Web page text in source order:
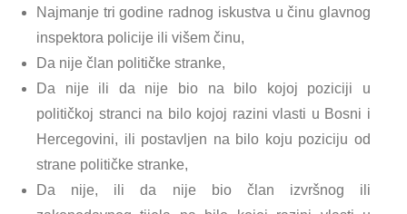
Najmanje tri godine radnog iskustva u činu glavnog
inspektora policije ili višem činu,
Da nije član političke stranke,
Da nije ili da nije bio na bilo kojoj poziciji u
političkoj stranci na bilo kojoj razini vlasti u Bosni i
Hercegovini, ili postavljen na bilo koju poziciju od
strane političke stranke,
Da nije, ili da nije bio član izvršnog ili